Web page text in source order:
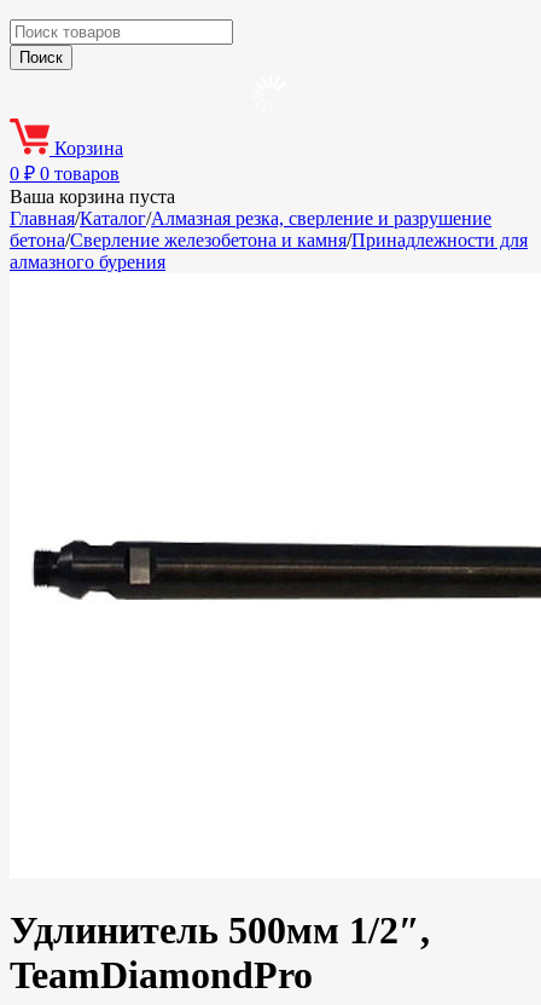
Корзина
0 ₽ 0 товаров
Ваша корзина пуста
Главная/Каталог/Алмазная резка, сверление и разрушение
бетона/Сверление железобетона и камня/Принадлежности для
алмазного бурения
Удлинитель 500мм 1/2″,
TeamDiamondPro